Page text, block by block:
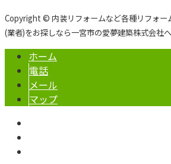
Copyright © 内装リフォームなど各種リフォー
(業者)をお探しなら一宮市の愛夢建築株式会社
ホーム
電話
メール
マップ